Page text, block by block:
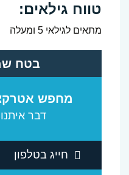
טווח גילאים:
מתאים לגילאי 5 ומעלה
בטח
מחפש
דבר
חייג בטלפון